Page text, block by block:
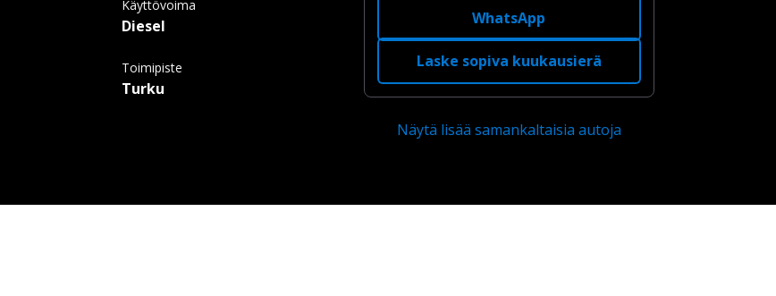
Käyttövoima
Diesel
Toimipiste
Turku
WhatsApp
Laske sopiva kuukausierä
Näytä lisää samankaltaisia autoja